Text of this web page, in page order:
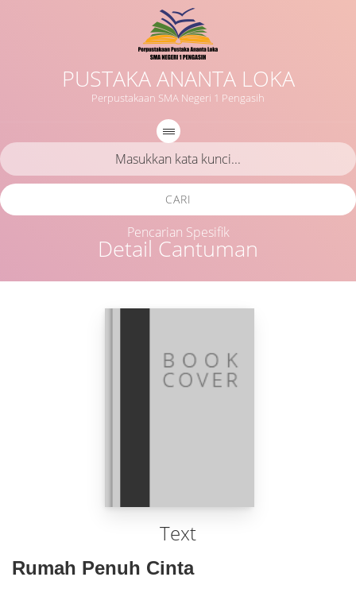
PUSTAKA ANANTA LOKA
Perpustakaan SMA Negeri 1 Pengasih
Detail Cantuman
CARI
Pencarian Spesifik
Text
Rumah Penuh Cinta